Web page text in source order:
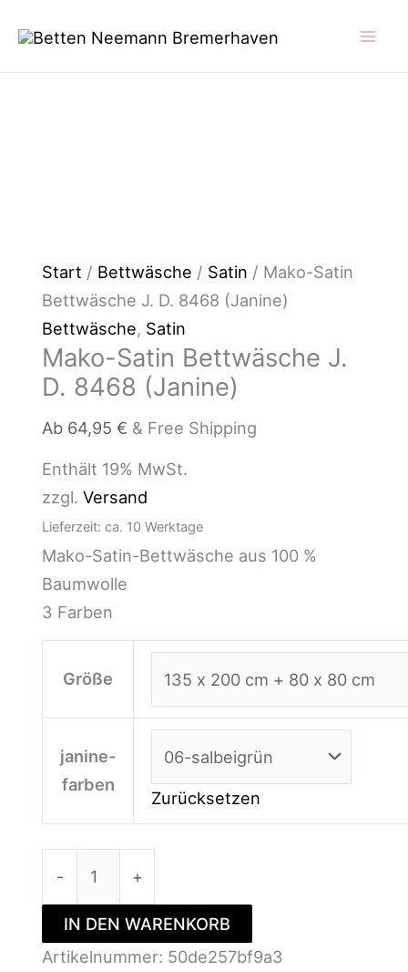
Inhalt
Start / Bettwäsche / Satin / Mako-Satin
Bettwäsche J. D. 8468 (Janine)
Bettwäsche, Satin
Mako-Satin Bettwäsche J.
D. 8468 (Janine)
Ab 64,95€ & Free Shipping
Enthält 19% MwSt.
zzgl.Versand
Lieferzeit: ca. 10 Werktage
Mako-Satin-Bettwäsche aus 100 %
Baumwolle
3 Farben
Größe
janine-
farben
Zurücksetzen
-
Satin
+
IN DEN WARENKORB
Artikelnummer: 50de257bf9a3